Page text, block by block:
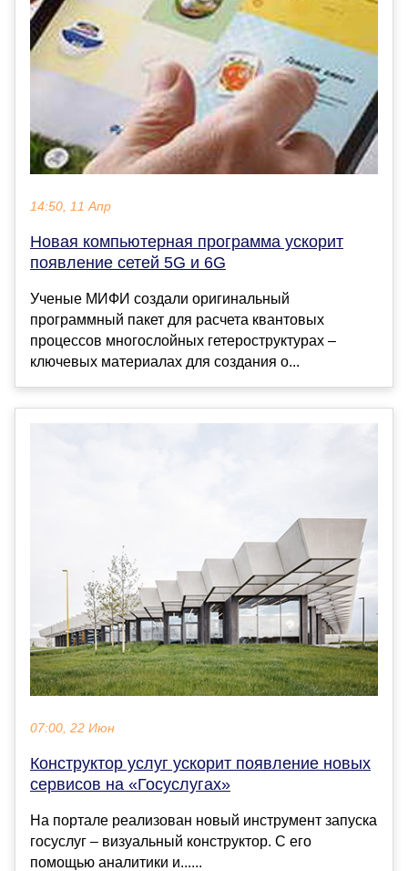
14:50, 11 Апр
Новая компьютерная программа ускорит
появление сетей 5G и 6G
Ученые МИФИ создали оригинальный
программный пакет для расчета квантовых
процессов многослойных гетероструктурах –
ключевых материалах для создания о...
07:00, 22 Июн
Конструктор услуг ускорит появление новых
сервисов на «Госуслугах»
На портале реализован новый инструмент запуска
госуслуг – визуальный конструктор. С его
помощью аналитики и......